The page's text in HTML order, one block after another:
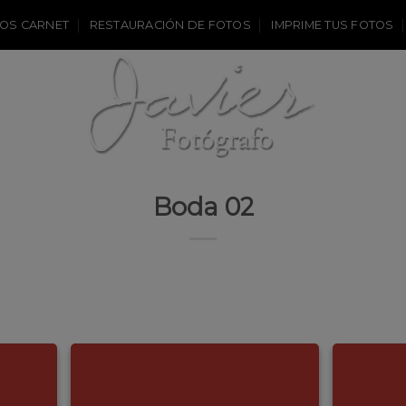
CARNET RESTAURACIÓN DE FOTOS IMPRIME TUS FOTOS
Boda 02